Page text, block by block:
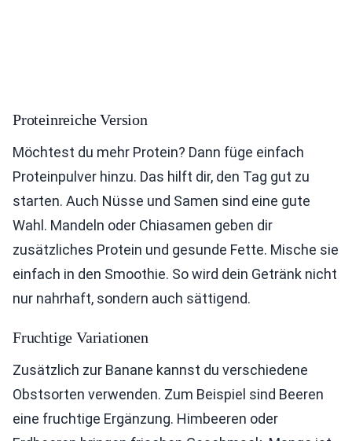
Proteinreiche Version
Möchtest du mehr Protein? Dann füge einfach
Proteinpulver hinzu. Das hilft dir, den Tag gut zu
starten. Auch Nüsse und Samen sind eine gute
Wahl. Mandeln oder Chiasamen geben dir
zusätzliches Protein und gesunde Fette. Mische sie
einfach in den Smoothie. So wird dein Getränk nicht
nur nahrhaft, sondern auch sättigend.
Fruchtige Variationen
Zusätzlich zur Banane kannst du verschiedene
Obstsorten verwenden. Zum Beispiel sind Beeren
eine fruchtige Ergänzung. Himbeeren oder